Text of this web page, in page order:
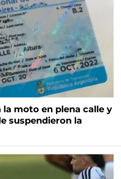
moto en plena calle y
suspendieron la